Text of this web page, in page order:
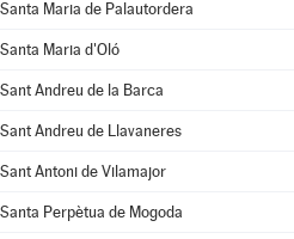
Santa Maria de Palautordera
Santa Maria d'Oló
Sant Andreu de la Barca
Sant Andreu de Llavaneres
Sant Antoni de Vilamajor
Santa Perpètua de Mogoda